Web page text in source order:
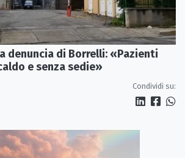
denuncia di Borrelli: «Pazienti
e senza sedie»
Condividi su: